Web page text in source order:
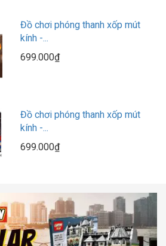
Đồ chơi phóng thanh xốp mút
kính -...
699.000₫
Đồ chơi phóng thanh xốp mút
kính -...
699.000₫